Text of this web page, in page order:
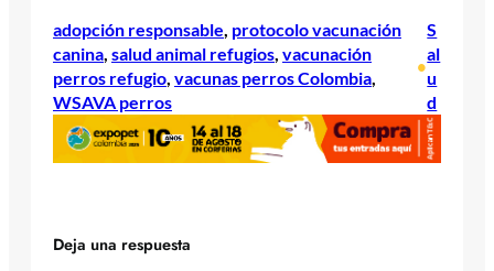
adopción responsable protocolo vacunación
canina salud animal refugios vacunación
perros refugio vacunas perros Colombia
WSAVA perros
•
S
al
u
d
Deja una respuesta